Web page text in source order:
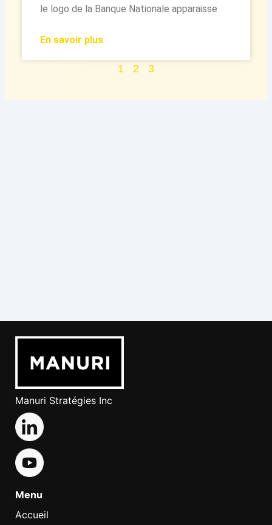
le logo de la Banque Nationale apparaisse
En savoir plus
1 2 3
Manuri Stratégies Inc
Menu
Accueil